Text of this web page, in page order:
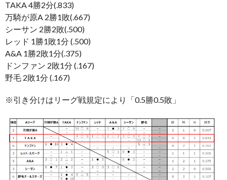
TAKA 4勝2分(.833)
万騎が原A 2勝1敗(.667)
シーサン 2勝2敗(.500)
レッド 1勝1敗1分 (.500)
A&A 1勝2敗1分(.375)
ドンファン 2敗1分 (.167)
野毛 2敗1分 (.167)
※引き分けはリーグ戦規定により「0.5勝0.5敗」